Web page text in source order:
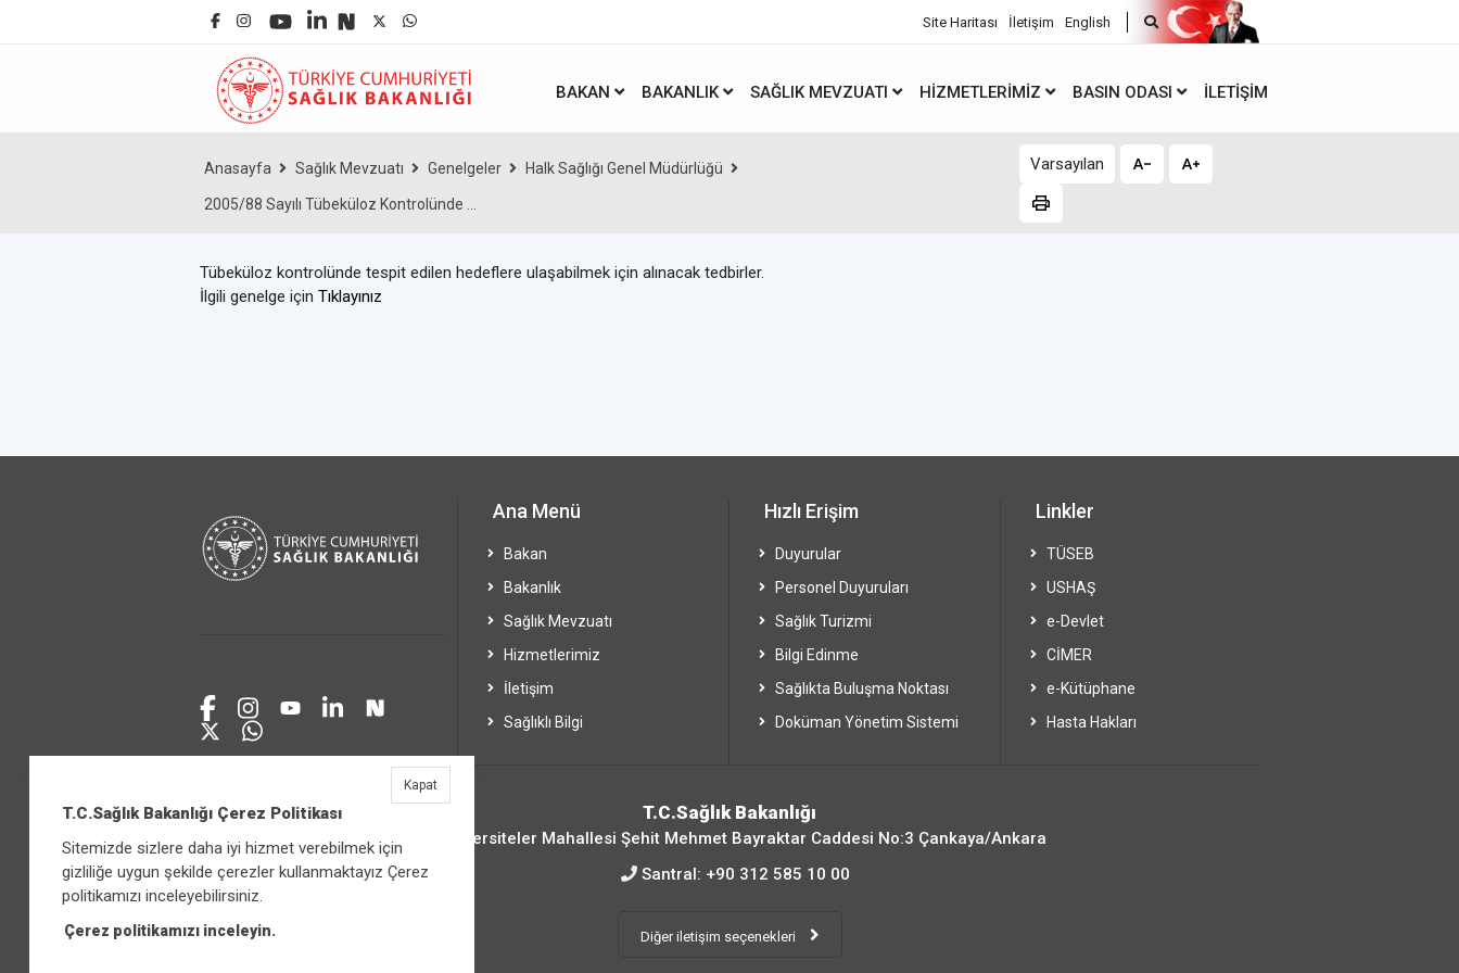
Site Haritası İletişim English
BAKAN BAKANLIK SAĞLIK MEVZUATI HIZMETLERIMIZ BASIN ODASI İLETIŞIM
Anasayfa Sağlık Mevzuatı Genelgeler Halk Sağlığı Genel Müdürlüğü
2005/88 Sayılı Tübeküloz Kontrolünde ...
Varsayılan
Tübeküloz kontrolünde tespit edilen hedeflere ulaşabilmek için alınacak tedbirler.
İlgili genelge için Tıklayınız
Ana Menü
Bakan
Bakanlık
Sağlık Mevzuatı
Hizmetlerimiz
İletişim
Sağlıklı Bilgi
Hızlı Erişim
Duyurular
Personel Duyuruları
Sağlık Turizmi
Bilgi Edinme
Sağlıkta Buluşma Noktası
Doküman Yönetim Sistemi
Linkler
TÜSEB
USHAŞ
e-Devlet
CİMER
e-Kütüphane
Hasta Hakları
T.C.Sağlık Bakanlığı
Üniversiteler Mahallesi Şehit Mehmet Bayraktar Caddesi No:3 Çankaya/Ankara
Santral: +90 312 585 10 00
Diğer iletişim seçenekleri
T.C.Sağlık Bakanlığı Çerez Politikası
Sitemizde sizlere daha iyi hizmet verebilmek için
gizliliğe uygun şekilde çerezler kullanmaktayız Çerez
politikamızı inceleyebilirsiniz.
Çerez politikamızı inceleyin.
Kapat